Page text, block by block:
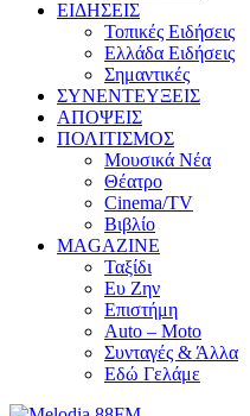
ΕΙΔΗΣΕΙΣ
Τοπικές Ειδήσεις
Ελλάδα Ειδήσεις
Σημαντικές
ΣΥΝΕΝΤΕΥΞΕΙΣ
ΑΠΟΨΕΙΣ
ΠΟΛΙΤΙΣΜΟΣ
Μουσικά Νέα
Θέατρο
Cinema/TV
Βιβλίο
MAGAZINE
Ταξίδι
Ευ Ζην
Επιστήμη
Auto – Moto
Συνταγές & Άλλα
Εδώ Γελάμε